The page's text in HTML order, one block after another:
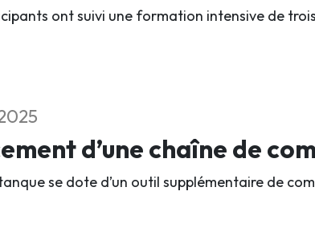
ont suivi une formation intensive de
d’une chaîne de
se dote d’un outil supplémentaire de